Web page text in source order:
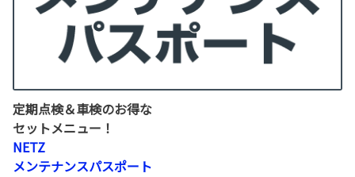
定期点検＆車検のお得な
セットメニュー！
NETZ
メンテナンスパスポート